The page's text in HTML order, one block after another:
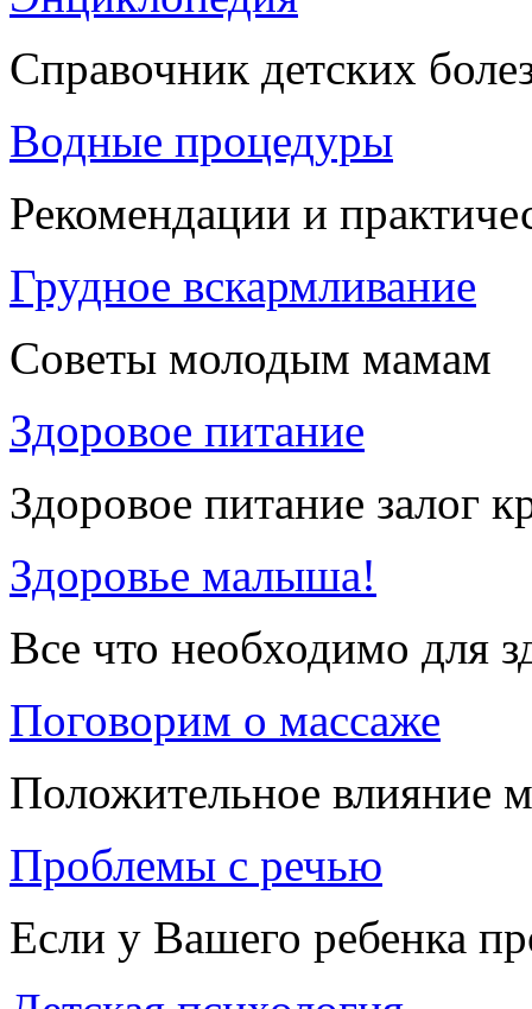
Справочник детских
Водные процедуры
Рекомендации и
Грудное вскармливание
Советы молодым мамам
Здоровое питание
Здоровое питание залог
Здоровье малыша!
Все что необходимо для
Поговорим о массаже
Положительное влияние
Проблемы с речью
Если у Вашего ребенка